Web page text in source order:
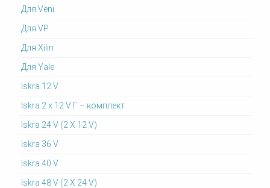
Для Veni
Для VP
Для Xilin
Для Yale
Iskra 12 V
Iskra 2 x 12 V Г – комплект
Iskra 24 V (2 X 12 V)
Iskra 36 V
Iskra 40 V
Iskra 48 V (2 X 24 V)